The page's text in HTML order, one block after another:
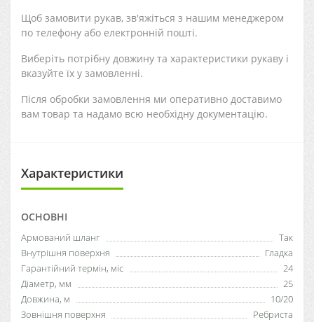
Щоб замовити рукав, зв'яжіться з нашим менеджером
по телефону або електронній пошті.
Виберіть потрібну довжину та характеристики рукаву і
вказуйте їх у замовленні.
Після обробки замовлення ми оперативно доставимо
вам товар та надамо всю необхідну документацію.
Характеристики
ОСНОВНІ
Армований шланг
Так
Внутрішня поверхня
Гладка
Гарантійний термін, міс
24
Діаметр, мм
25
Довжина, м
10/20
Зовнішня поверхня
Ребриста